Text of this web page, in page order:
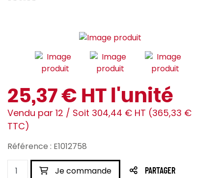
25,37 € HT l'unité
Vendu par 12 / Soit 304,44 € HT (365,33 €
TTC)
Référence : E1012758
Je commande PARTAGER